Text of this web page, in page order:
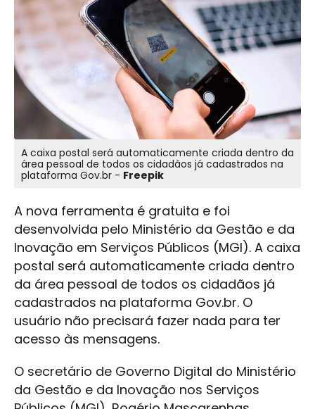
A caixa postal será automaticamente criada dentro da
área pessoal de todos os cidadãos já cadastrados na
plataforma Gov.br - Freepik
A nova ferramenta é gratuita e foi
desenvolvida pelo Ministério da Gestão e da
Inovação em Serviços Públicos (MGI). A caixa
postal será automaticamente criada dentro
da área pessoal de todos os cidadãos já
cadastrados na plataforma Gov.br. O
usuário não precisará fazer nada para ter
acesso às mensagens.
O secretário de Governo Digital do Ministério
da Gestão e da Inovação nos Serviços